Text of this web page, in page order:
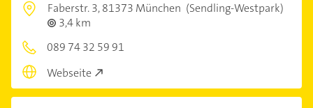
Faberstr. 3,81373 München (Sendling-Westpark)
3,4 km
089 74 32 59 91
Webseite